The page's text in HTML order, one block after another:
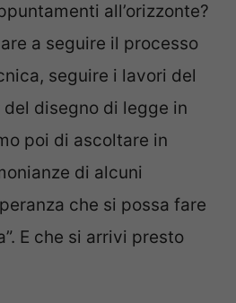
all’orizzonte?
a seguire il processo
seguire i lavori del
del disegno di legge in
poi di ascoltare in
di alcuni
che si possa fare
E che si arrivi presto